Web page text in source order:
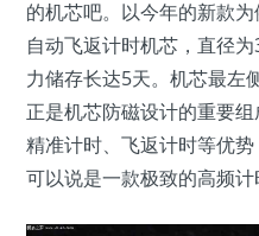
的机芯吧。以今年的新款
自动飞返计时机芯，直径
力储存长达5天。机芯最左
正是机芯防磁设计的重要
精准计时、飞返计时等优
可以说是一款极致的高频计